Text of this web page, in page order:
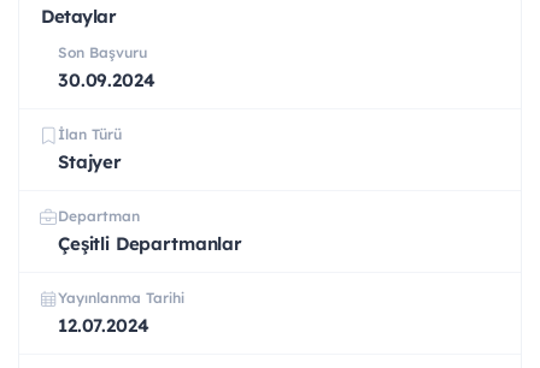
Detaylar
Son Başvuru
30.09.2024
İlan Türü
Stajyer
Departman
Çeşitli Departmanlar
Yayınlanma Tarihi
12.07.2024